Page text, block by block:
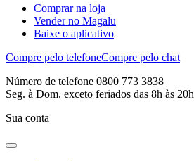
Comprar na loja
Vender no Magalu
Baixe o aplicativo
Compre pelo telefoneCompre pelo chat
Número de telefone 0800 773 3838
Seg. à Dom. exceto feriados das 8h às 20h
Sua conta